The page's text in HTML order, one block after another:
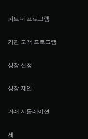
파트너 프로그램
기관 고객 프로그램
상장 신청
상장 제안
거래 시물레이션
세